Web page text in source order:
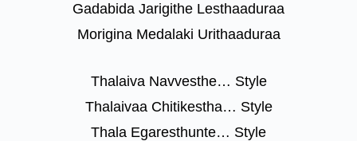
Gadabida Jarigithe Lesthaaduraa
Morigina Medalaki Urithaaduraa
Thalaiva Navvesthe… Style
Thalaivaa Chitikestha… Style
Thala Egaresthunte… Style